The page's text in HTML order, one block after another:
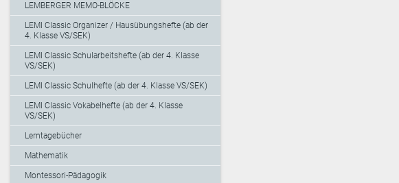
LEMBERGER MEMO-BLÖCKE
LEMI Classic Organizer / Hausübungshefte (ab der
4. Klasse VS/SEK)
LEMI Classic Schularbeitshefte (ab der 4. Klasse
VS/SEK)
LEMI Classic Schulhefte (ab der 4. Klasse VS/SEK)
LEMI Classic Vokabelhefte (ab der 4. Klasse
VS/SEK)
Lerntagebücher
Mathematik
Montessori-Pädagogik